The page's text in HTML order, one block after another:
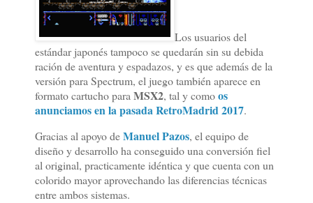
Los usuarios del
estándar japonés tampoco se quedarán sin su debida
ración de aventura y espadazos, y es que además de la
versión para Spectrum, el juego también aparece en
formato cartucho paraMSX2, tal y comoos
anunciamos en la pasada RetroMadrid 2017.
Gracias al apoyo deManuel Pazos, el equipo de
diseño y desarrollo ha conseguido una conversión fiel
al original, practicamente idéntica y que cuenta con un
colorido mayor aprovechando las diferencias técnicas
entre ambos sistemas.